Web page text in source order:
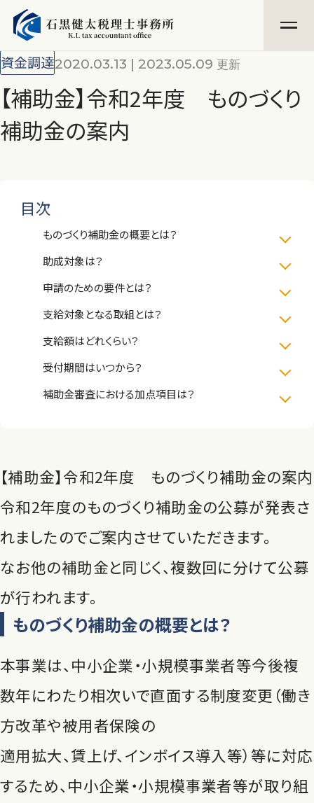
資金調達2020.03.13 2023.05.09 更新
【補助金】令和2年度 ものづくり
補助金の案内
目次
ものづくり補助金の概要とは？
助成対象は？
申請のための要件とは？
支給対象となる取組とは？
支給額はどれくらい？
受付期間はいつから？
補助金審査における加点項目は？
【補助金】令和2年度 ものづくり補助金の案内
令和2年度のものづくり補助金の公募が発表さ
れましたのでご案内させていただきます。
なお他の補助金と同じく、複数回に分けて公募
が行われます。
ものづくり補助金の概要とは？
本事業は、中小企業・小規模事業者等今後複
数年にわたり相次いで直面する制度変更（働き
方改革や被用者保険の
適用拡大、賃上げ、インボイス導入等）等に対応
するため、中小企業・小規模事業者等が取り組